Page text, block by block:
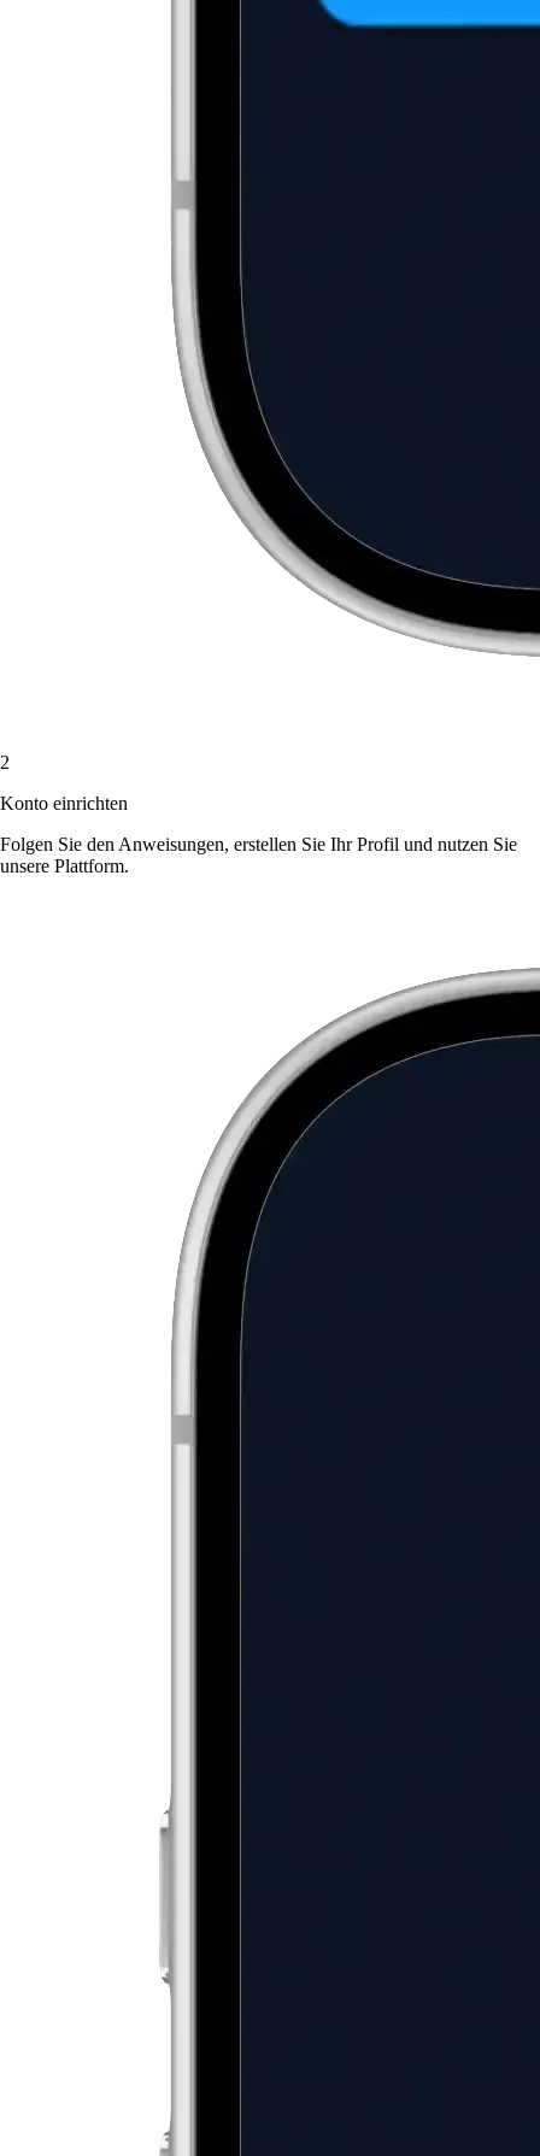
2
Konto einrichten
Folgen Sie den Anweisungen, erstellen Sie Ihr Profil und nutzen Sie
unsere Plattform.